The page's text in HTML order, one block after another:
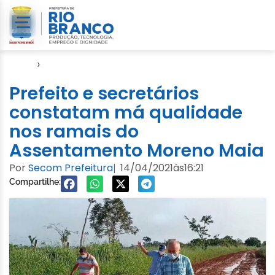
›
Prefeito e secretários
constatam má qualidade
nos ramais do
Assentamento Moreno Maia
PorSecom Prefeitura| 14/04/2021às16:21
Compartilhe: